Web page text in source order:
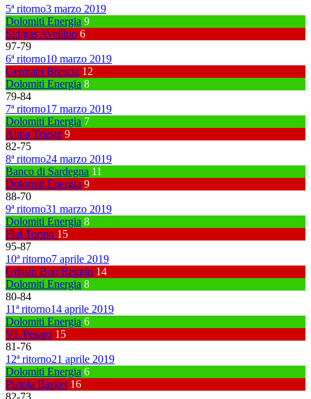
5ª ritorno3 marzo 2019
Dolomiti Energia 9
Sidigas Avellino 6
97-79
6ª ritorno10 marzo 2019
Germani Brescia 12
Dolomiti Energia 8
79-84
7ª ritorno17 marzo 2019
Dolomiti Energia 7
Alma Trieste 9
82-75
8ª ritorno24 marzo 2019
Banco di Sardegna 11
Dolomiti Energia 9
88-70
9ª ritorno31 marzo 2019
Dolomiti Energia 8
Fiat Torino 15
95-87
10ª ritorno7 aprile 2019
Grissin Bon Reggio 14
Dolomiti Energia 8
80-84
11ª ritorno14 aprile 2019
Dolomiti Energia 6
VL Pesaro 15
81-76
12ª ritorno21 aprile 2019
Dolomiti Energia 6
Pistoia Basket 16
82-73